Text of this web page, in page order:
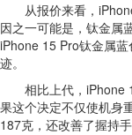
从报价来看，iPhone
因之一可能是，钛金属
iPhone 15 Pro钛金属
迹。
相比上代，iPhone
果这个决定不仅使机身
187克，还改善了握持